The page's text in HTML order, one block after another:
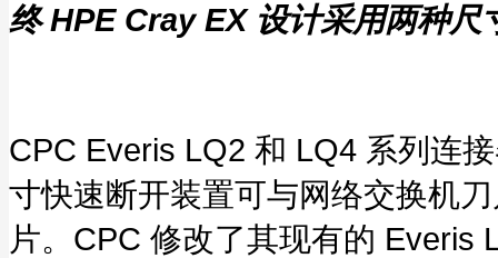
终 HPE Cray EX 设计采用两种
CPC Everis LQ2 和 LQ4 系列连
寸快速断开装置可与网络交换机
片。CPC 修改了其现有的 Everis